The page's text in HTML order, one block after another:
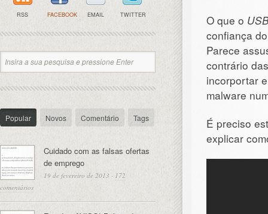
O que o
confiança
Parece
contrário
incorportar
malware
É preciso
explicar
RSS FACEBOOK EMAIL TWITTER
Popular Novos Comentário Tags
Cuidado com as falsas ofertas
de emprego
19 de fevereiro de 2013 · 172
comentários